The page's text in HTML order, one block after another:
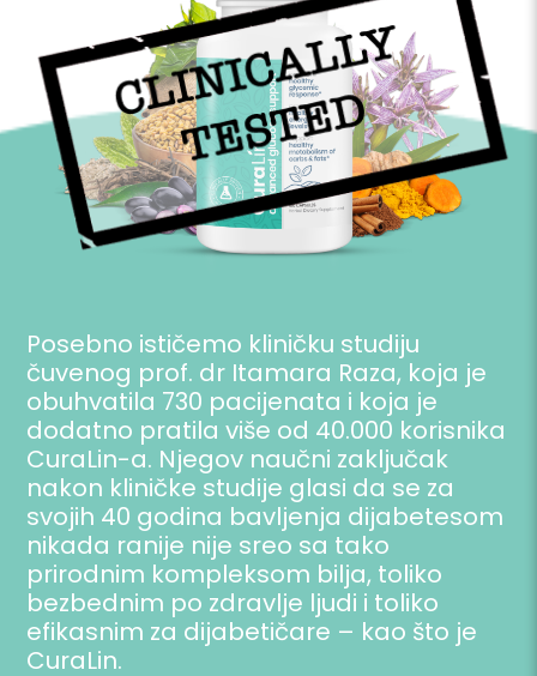
Posebno ističemo kliničku studiju
čuvenog prof. dr Itamara Raza, koja je
obuhvatila 730 pacijenata i koja je
dodatno pratila više od 40.000 korisnika
CuraLin-a. Njegov naučni zaključak
nakon kliničke studije glasi da se za
svojih 40 godina bavljenja dijabetesom
nikada ranije nije sreo sa tako
prirodnim kompleksom bilja, toliko
bezbednim po zdravlje ljudi i toliko
efikasnim za dijabetičare – kao što je
CuraLin.